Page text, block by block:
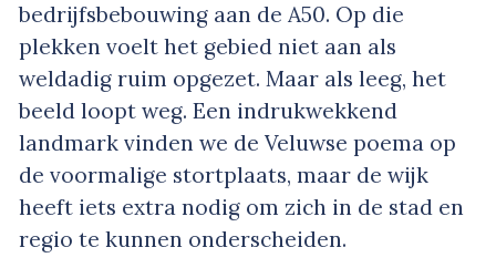
bedrijfsbebouwing aan de A50. Op die
plekken voelt het gebied niet aan als
weldadig ruim opgezet. Maar als leeg, het
beeld loopt weg. Een indrukwekkend
landmark vinden we de Veluwse poema op
de voormalige stortplaats, maar de wijk
heeft iets extra nodig om zich in de stad en
regio te kunnen onderscheiden.